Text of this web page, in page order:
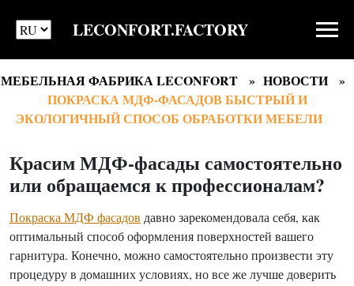
LECONFORT.FACTORY
МЕБЕЛЬНАЯ ФАБРИКА LECONFORT
НОВОСТИ
ПОКРАСКА МДФ-ФАСАДОВ БЫСТРЫЙ И
ЭКОЛОГИЧНЫЙ СПОСОБ ОБРАБОТКИ МЕБЕЛИ
Красим МДФ-фасады самостоятельно
или обращаемся к профессионалам?
Покраска МДФ фасадов давно зарекомендовала себя, как
оптимальный способ оформления поверхностей вашего
гарнитура. Конечно, можно самостоятельно произвести эту
процедуру в домашних условиях, но все же лучше доверить